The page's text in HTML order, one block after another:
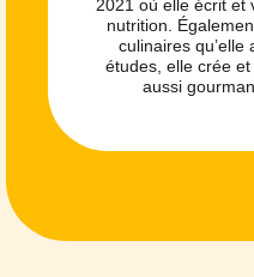
2021 où elle écrit et
nutrition.
culinaires qu’elle
études, elle crée
aussi